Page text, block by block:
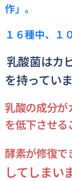
作」。
１６種中、１
乳酸菌はカ
を持っていま
乳酸の成分が
を低下させる
酵素が修復で
してしまい